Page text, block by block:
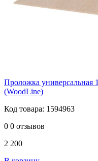
Проложка
(WoodLine)
Код товара: 1594963
0 0 отзывов
2 200